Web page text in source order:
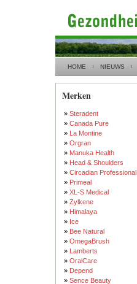
HOME NIEUWS
Merken
» Steradent
» Canada Pure
» La Montine
» Orgran
» Manuka Health
» Head & Shoulders
» Circadian Professional
» Primeal
» XL-S Medical
» Zylkene
» Himalaya
» Ice
» Bee Natural
» OmegaBrush
» Lamberts
» OralCare
» Depend
» Sence Beauty